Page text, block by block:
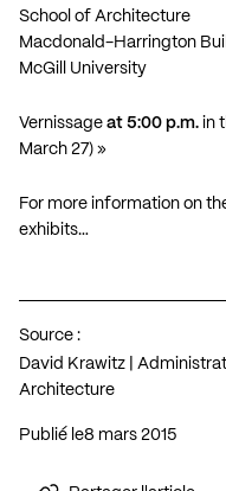
School of Architecture
Macdonald-Harrington
McGill University
Vernissage at 5:00 p.m. in
March 27) »
For more information on
exhibits…
Source :
David Krawitz |
Architecture
Publié le 8 mars 2015